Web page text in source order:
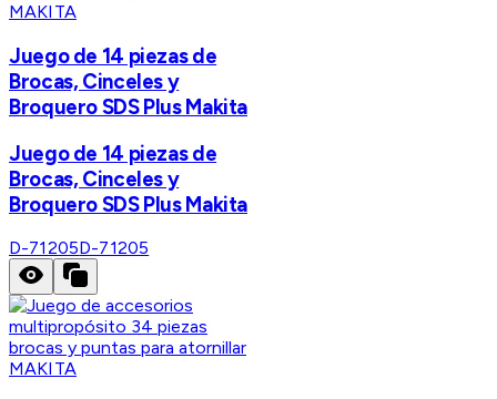
MAKITA
Juego de 14 piezas de
Brocas, Cinceles y
Broquero SDS Plus Makita
Juego de 14 piezas de
Brocas, Cinceles y
Broquero SDS Plus Makita
D-71205D-71205
MAKITA